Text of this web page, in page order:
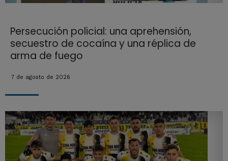
Persecución policial: una aprehensión,
secuestro de cocaína y una réplica de
arma de fuego
7 de agosto de 2026